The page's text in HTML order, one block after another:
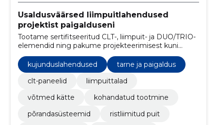
Usaldusväärsed liimpuitlahendused
projektist paigalduseni
Tootame sertifitseeritud CLT-, liimpuit- ja DUO/TRIO-
elemendid ning pakume projekteerimisest kuni
paigalduse lõpuni võtmetäie teenust. Tagame
standarditele vastavuse, täpsed tarneajad ja lihtsama
paigalduse.
kujunduslahendused
tarne ja paigaldus
clt-paneelid
liimpuittalad
võtmed kätte
kohandatud tootmine
põrandasüsteemid
ristliimitud puit